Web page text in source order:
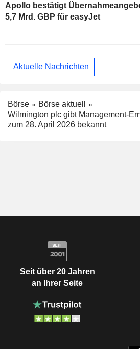
Apollo bestätigt
5,7 Mrd. GBP für easyJet
Aktuelle Nachrichten
Börse
Börse aktuell
Wilmington plc gibt Management-
zum 28. April 2026 bekannt
Seit über 20 Jahren
an Ihrer Seite